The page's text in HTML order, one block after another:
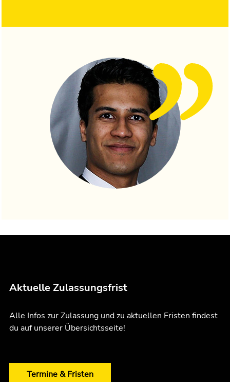
Aktuelle Zulassungsfrist
Alle Infos zur Zulassung und zu aktuellen Fristen findest
du auf unserer Übersichtsseite!
Termine & Fristen